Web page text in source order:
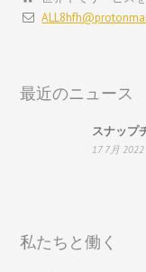
最近のニュース
スナップ
17 7月 2022
私たちと働く